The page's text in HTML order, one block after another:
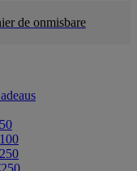
de onmisbare